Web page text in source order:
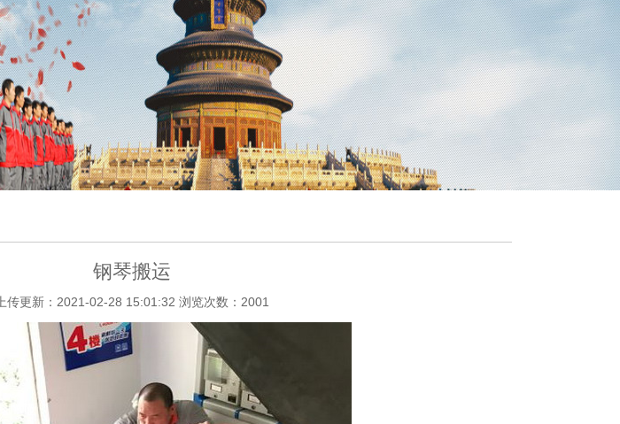
钢琴搬运
上传更新：2021-02-28 15:01:32 浏览次数：2001